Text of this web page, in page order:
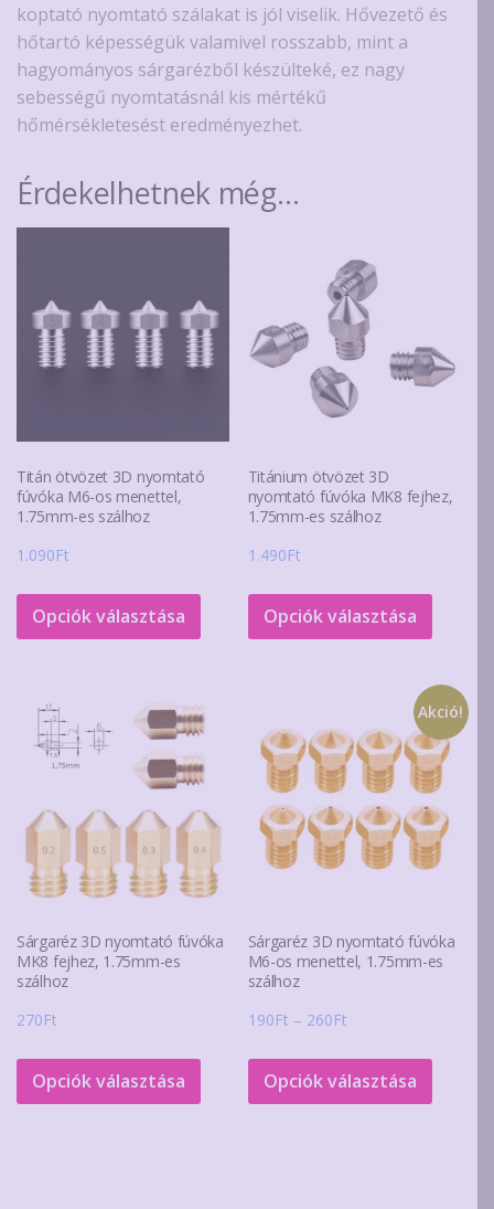
koptató nyomtató szálakat is jól viselik. Hővezető és
hőtartó képességük valamivel rosszabb, mint a
hagyományos sárgarézből készülteké, ez nagy
sebességű nyomtatásnál kis mértékű
hőmérsékletesést eredményezhet.
Érdekelhetnek még…
Titán ötvözet 3D nyomtató
fúvóka M6-os menettel,
1.75mm-es szálhoz
1.090Ft
Opciók választása
terméknek
van.
A
változatok
a
termékoldalon
választhatók
ki
Titánium ötvözet 3D
nyomtató fúvóka MK8 fejhez,
1.75mm-es szálhoz
1.490Ft
Opciók választása
Ennek
van.
A
a
Sárgaréz 3D nyomtató fúvóka
MK8 fejhez, 1.75mm-es
szálhoz
270Ft
Opciók választása
terméknek
Akció!
Sárgaréz 3D nyomtató fúvóka
M6-os menettel, 1.75mm-es
szálhoz
190Ft – 260FtÁrtartomány:
-
260Ft
Opciók választása
Ennek